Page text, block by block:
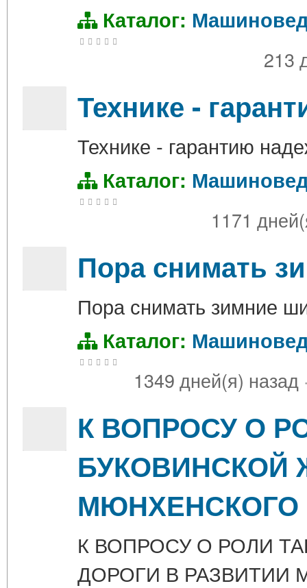
Каталог:
213
Технике -
Технике - гарантию
Каталог:
1171
Пора снимать
Пора снимать зимние
Каталог:
1349 дней(я) назад
К ВОПРОСУ О
БУКОВИНСКОЙ
МЮНХЕНСКОГО
К ВОПРОСУ О РОЛИ
ДОРОГИ В РАЗВИТИИ